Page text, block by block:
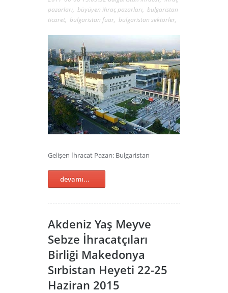
pazarları, büyüyen ihraç pazarları, bulgaristan
ticaret, bulgaristan fuar, bulgaristan sektörler,
Gelişen İhracat Pazarı: Bulgaristan
devamı...
Akdeniz Yaş Meyve
Sebze İhracatçıları
Birliği Makedonya
Sırbistan Heyeti 22-25
Haziran 2015